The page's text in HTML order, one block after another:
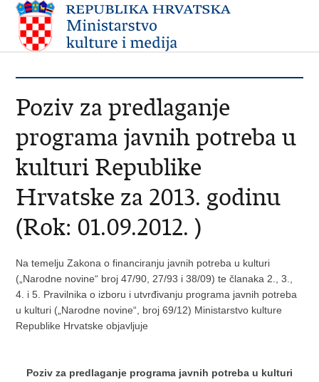
Poziv za predlaganje
programa javnih potreba u
kulturi Republike
Hrvatske za 2013. godinu
(Rok: 01.09.2012. )
Na temelju Zakona o financiranju javnih potreba u kulturi
(„Narodne novine“ broj 47/90, 27/93 i 38/09) te članaka 2., 3.,
4. i 5. Pravilnika o izboru i utvrđivanju programa javnih potreba
u kulturi („Narodne novine“, broj 69/12) Ministarstvo kulture
Republike Hrvatske objavljuje
Poziv za predlaganje programa javnih potreba u kulturi